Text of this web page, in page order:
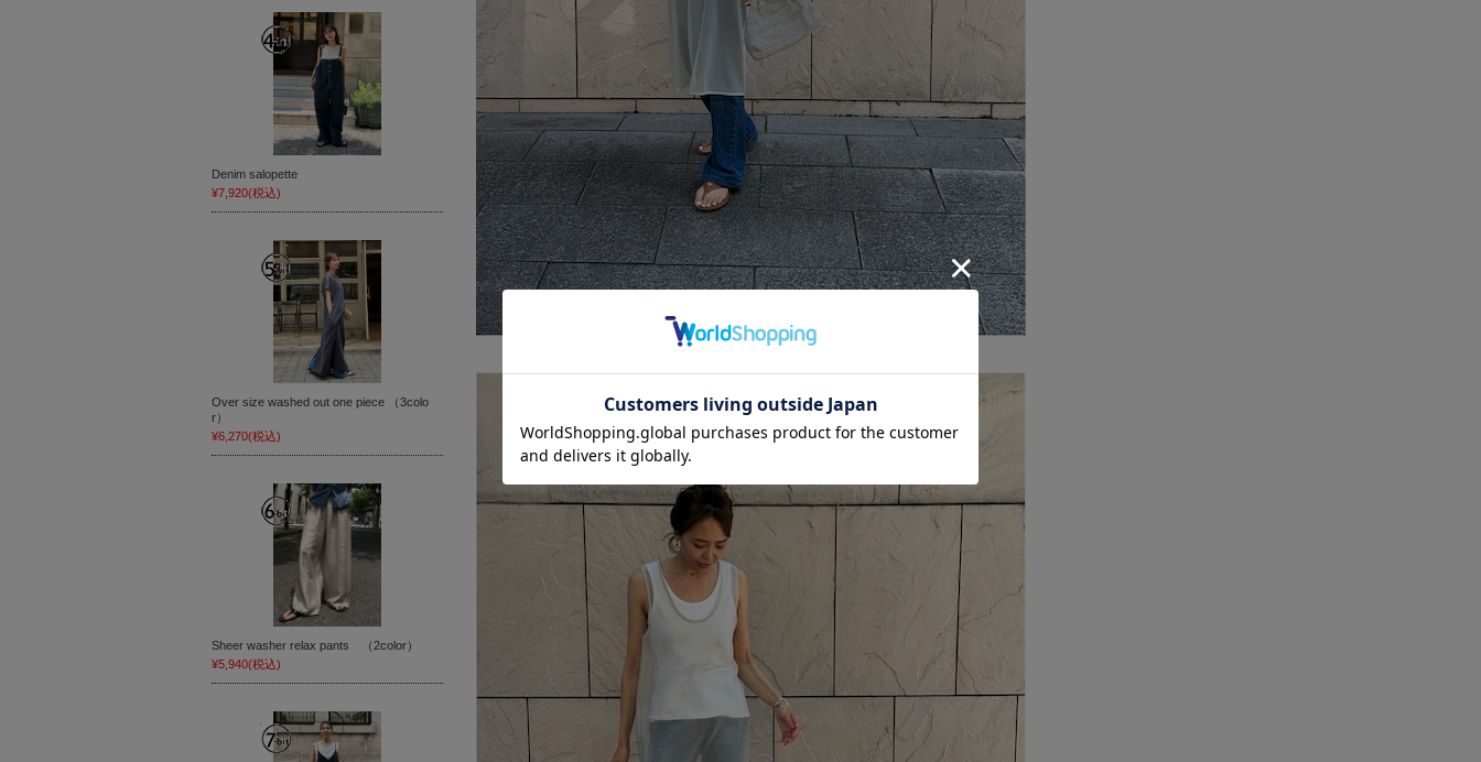
Denim salopette
¥7,920(税込)
Over size washed out one piece （3colo
r）
¥6,270(税込)
Sheer washer relax pants （2color）
¥5,940(税込)